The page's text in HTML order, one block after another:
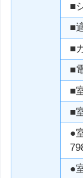
■
■
■
■
■
■
●
●